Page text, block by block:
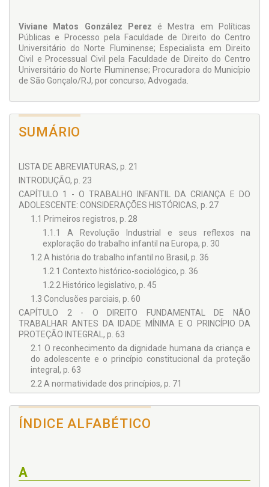
• Do trabalho noturno, perigoso, insalubre e penoso
• Das piores formas de trabalho infantil
• Mecanismos de combate e prevenção do trabalho ilegal de
crianças e adolescentes
• Conclusões parciais
DIREITO BRASILEIRO
• A educação profissional do adolescente
• As formas de trabalho que não constituem relação de
aprendizagem
• A Aprendizagem escolar
• A intermediação de mão-de-obra aprendiz por entidade
governamental ou não-governamental sem fins lucrativos
• Breves considerações acerca das nulidades no âmbito dos
contratos em exame
• Conclusões parciais
Viviane Matos González Perez é Mestra em Políticas
Públicas e Processo pela Faculdade de Direito do Centro
Universitário do Norte Fluminense; Especialista em Direito
Civil e Processual Civil pela Faculdade de Direito do Centro
Universitário do Norte Fluminense; Procuradora do Município
de São Gonçalo/RJ, por concurso; Advogada.
SUMÁRIO
LISTA DE ABREVIATURAS, p. 21
INTRODUÇÃO, p. 23
CAPÍTULO 1 - O TRABALHO INFANTIL DA CRIANÇA E DO
ADOLESCENTE: CONSIDERAÇÕES HISTÓRICAS, p. 27
1.1 Primeiros registros, p. 28
1.1.1 A Revolução Industrial e seus reflexos na
exploração do trabalho infantil na Europa, p. 30
1.2 A história do trabalho infantil no Brasil, p. 36
1.2.1 Contexto histórico-sociológico, p. 36
1.2.2 Histórico legislativo, p. 45
1.3 Conclusões parciais, p. 60
CAPÍTULO 2 - O DIREITO FUNDAMENTAL DE NÃO
TRABALHAR ANTES DA IDADE MÍNIMA E O PRINCÍPIO DA
PROTEÇÃO INTEGRAL, p. 63
2.1 O reconhecimento da dignidade humana da criança e
do adolescente e o princípio constitucional da proteção
integral, p. 63
2.2 A normatividade dos princípios, p. 71
2.3 A atuação normativa da organização internacional do
trabalho e a incorporação de suas convenções no direito
proibidas aos adolescentes, p. 88
ÍNDICE ALFABÉTICO
A